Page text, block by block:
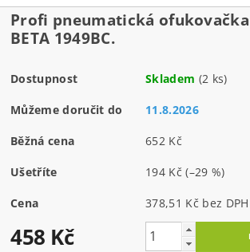
Profi pneumatická
BETA 1949BC.
Dostupnost Skladem (2 ks)
Můžeme doručit do 11.8.2026
Běžná cena 652 Kč
Ušetříte 194 Kč(–29 %)
Cena 378,51 Kč bez DPH
458 Kč